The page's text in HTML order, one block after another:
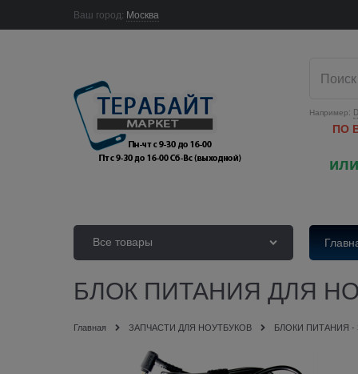
Ваш город: Москва
Например:
ПО
Все товары
БЛОК ПИТАНИЯ ДЛЯ
Главная ЗАПЧАСТИ ДЛЯ НОУТБУКОВ БЛОКИ ПИТАНИЯ -